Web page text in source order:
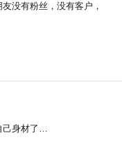
没有粉丝，没有客户，
己身材了…